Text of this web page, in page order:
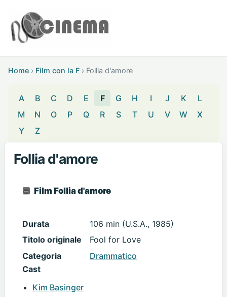
Home › Film con la F › Follia d'amore
A B C D E F G H I J K
L
M
N O P Q R S T U V W
X
Y
Z
Follia d'amore
Film Follia d'amore
Durata
106 min (U.S.A., 1985)
Titolo originale
Fool for Love
Categoria
Drammatico
Cast
Kim Basinger